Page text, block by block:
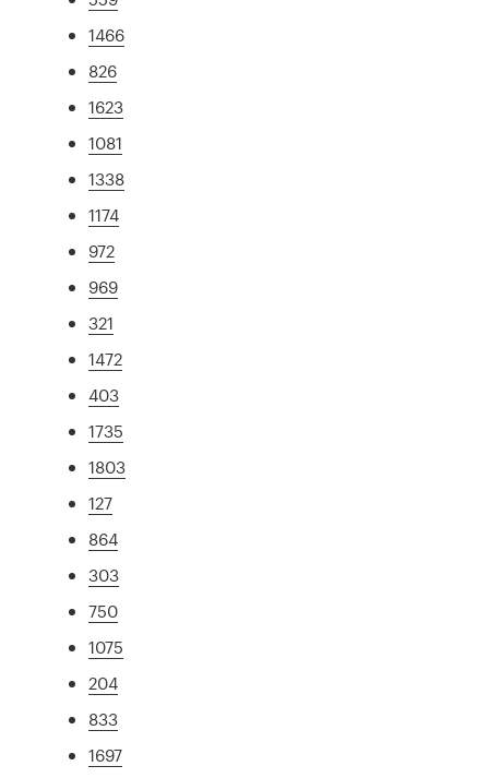
1466
826
1623
1081
1338
1174
972
969
321
1472
403
1735
1803
127
864
303
750
1075
204
833
1697